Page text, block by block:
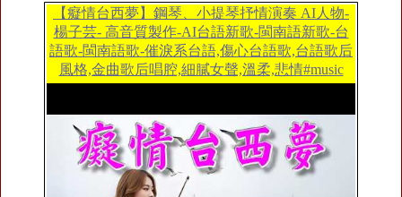
【癡情台西夢】鋼琴、小提琴抒情演奏 AI人物-
楊子芸- 高音質製作-AI台語新歌-閩南語新歌-台
語歌-閩南語歌-催淚系台語,傷心台語歌,台語歌后
風格,金曲歌后唱腔,細膩女聲,溫柔,悲情#music